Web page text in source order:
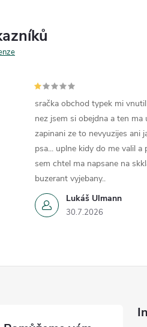
Lukáš Ulmann
30.7.2026
sračka obchod typek mi
nez jsem si obejdna a ten ma
zapinani ze to nevyuzijes ani
psa... uplne kidy do me valil
sem chtel ma napsane na
buzerant vyjebany..